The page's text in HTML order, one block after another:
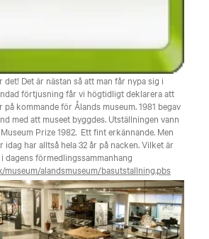
Det är nästan så att man får nypa sig i
förtjusning får vi högtidligt deklarera att
kommande för Ålands museum. 1981 begav
med att museet byggdes. Utställningen vann
Prize 1982. Ett fint erkännande. Men
idag har alltså hela 32 år på nacken. Vilket är
dagens förmedlingssammanhang
museum/alandsmuseum/basutstallning.pbs